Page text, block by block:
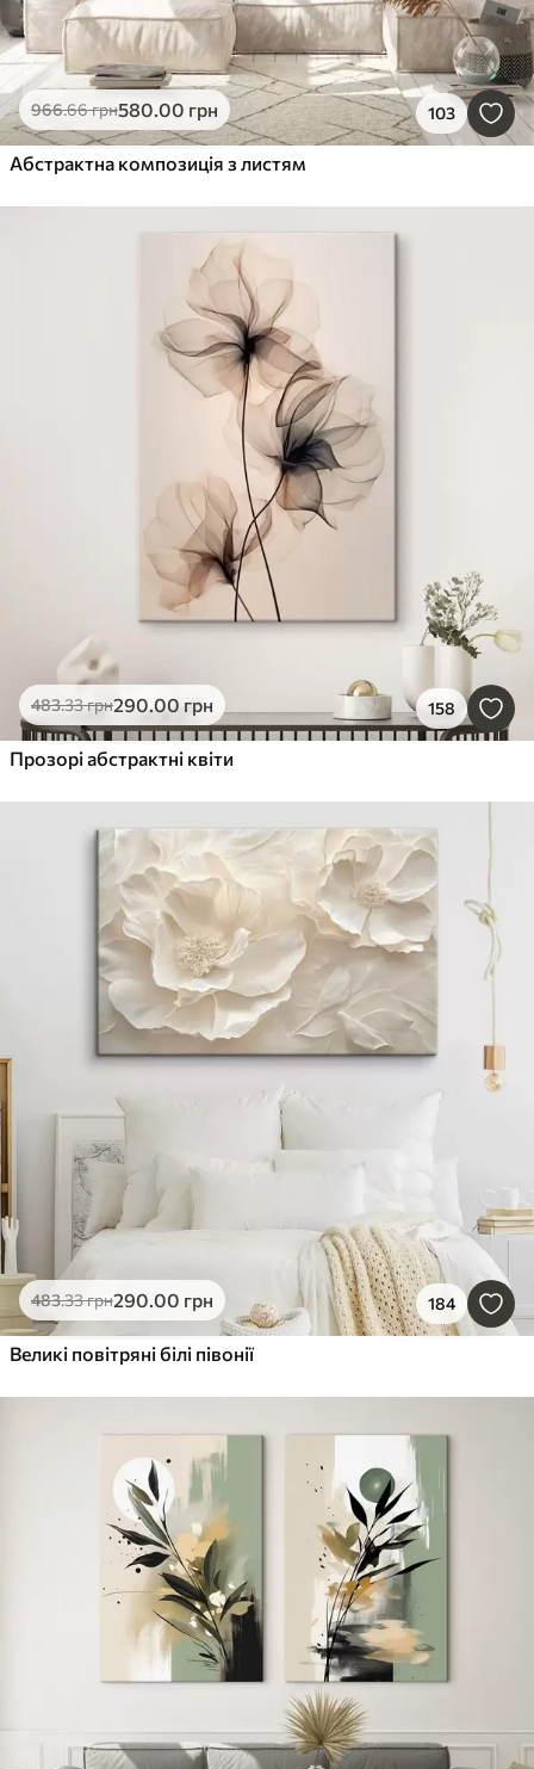
966.66грн580.00 грн 103
Абстрактна композиція з листям
483.33грн290.00 грн 158
Прозорі абстрактні квіти
483.33грн290.00 грн 184
Великі повітряні білі півонії